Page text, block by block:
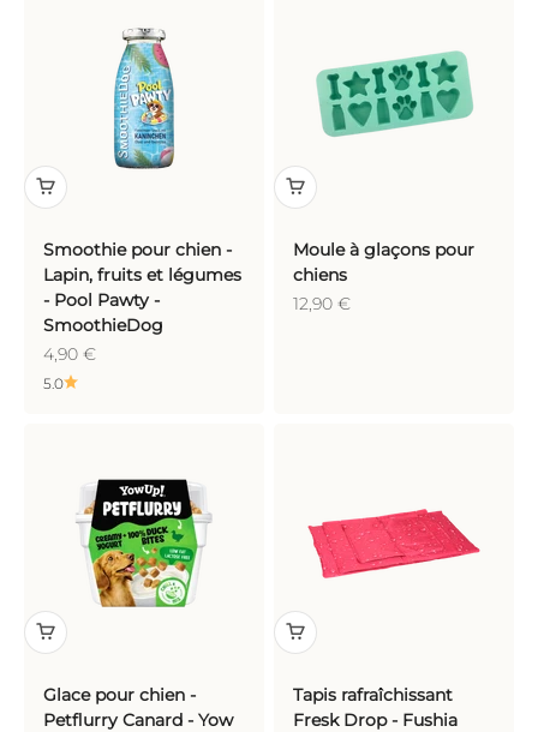
Smoothie pour chien -
Lapin, fruits et légumes
- Pool Pawty -
SmoothieDog
Prix de vente
4,90 €
5.0
Moule à glaçons pour
chiens
Prix de vente
12,90 €
Glace pour chien -
Petflurry Canard - Yow
Tapis rafraîchissant
Fresk Drop - Fushia